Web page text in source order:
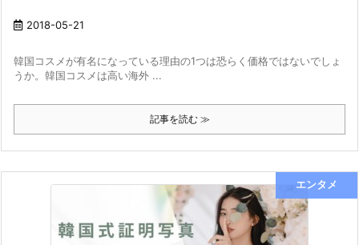
2018-05-21
韓国コスメが有名になっている理由の1つは恐らく価格ではないでしょ
うか。韓国コスメは高い海外 ...
記事を読む ≫
エンタメ